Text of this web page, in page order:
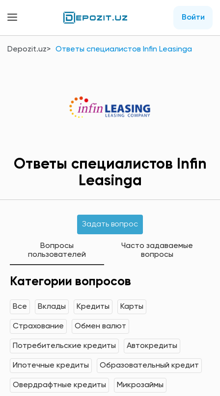
Войти
Depozit.uz Ответы специалистов Infin Leasingа
Ответы специалистов Infin
Leasingа
Задать вопрос
Вопросы
пользователей
Часто задаваемые
вопросы
Категории вопросов
Все Вклады Кредиты Карты
Страхование Обмен валют
Потребительские кредиты Автокредиты
Ипотечные кредиты Образовательный кредит
Овердрафтные кредиты Микрозаймы